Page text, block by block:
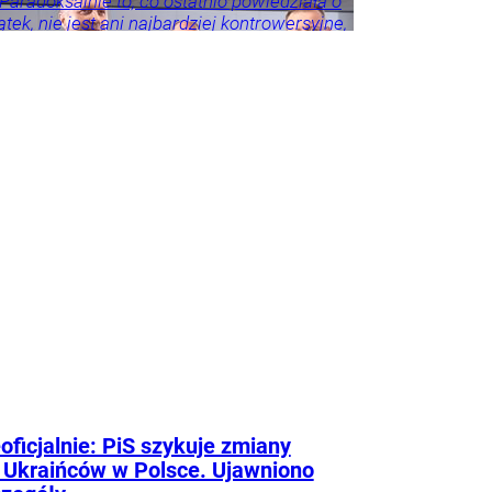
nie jest ani najbardziej kontrowersyjne,
PiS szykuje zmiany
w Polsce. Ujawniono